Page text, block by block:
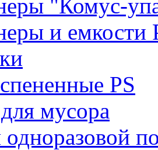
"Комус-
и емкости
PS
мусора